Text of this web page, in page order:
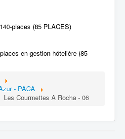
places (85 PLACES)
en gestion hôtelière (85
- PACA
Les Courmettes A Rocha - 06